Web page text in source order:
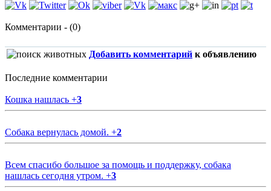
Комментарии - (0)
Добавить комментарий к объявлению
Последние комментарии
Кошка нашлась +3
Собака вернулась домой. +2
Всем спасибо большое за помощь и поддержку, собака
нашлась сегодня утром. +3